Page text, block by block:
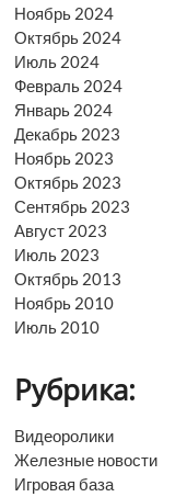
Ноябрь 2024
Октябрь 2024
Июль 2024
Февраль 2024
Январь 2024
Декабрь 2023
Ноябрь 2023
Октябрь 2023
Сентябрь 2023
Август 2023
Июль 2023
Октябрь 2013
Ноябрь 2010
Июль 2010
Рубрика:
Видеоролики
Железные новости
Игровая база